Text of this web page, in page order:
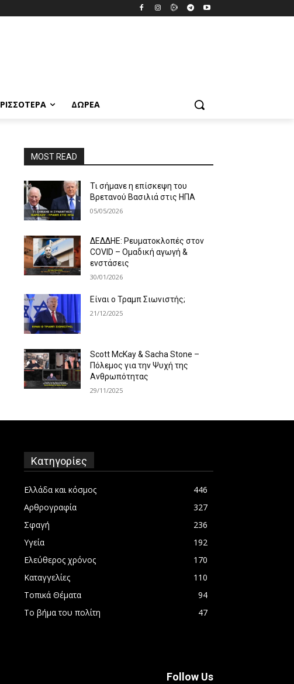
ΔΩΡΕΆ
MOST READ
Τι σήμανε η επίσκεψη του
Βρετανού Βασιλιά στις ΗΠΑ
05/05/2026
ΔΕΔΔΗΕ: Ρευματοκλοπές στον
COVID – Ομαδική αγωγή &
ενστάσεις
30/01/2026
Είναι ο Τραμπ Σιωνιστής;
21/12/2025
Scott McKay & Sacha Stone –
Πόλεμος για την Ψυχή της
Ανθρωπότητας
29/11/2025
Κατηγορίες
Ελλάδα και κόσμος
446
Αρθρογραφία
327
Σφαγή
236
Υγεία
192
Ελεύθερος χρόνος
170
Καταγγελίες
110
Τοπικά Θέματα
94
Το βήμα του πολίτη
47
Follow Us